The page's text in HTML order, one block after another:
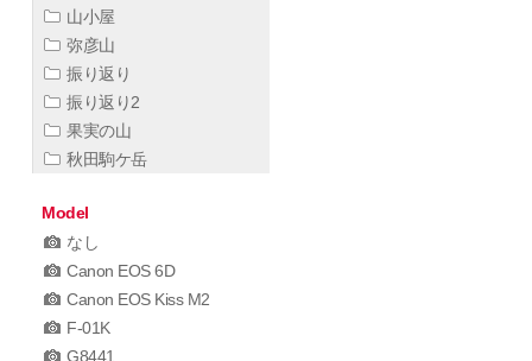
山小屋
弥彦山
振り返り
振り返り2
果実の山
秋田駒ケ岳
Model
なし
Canon EOS 6D
Canon EOS Kiss M2
F-01K
G8441